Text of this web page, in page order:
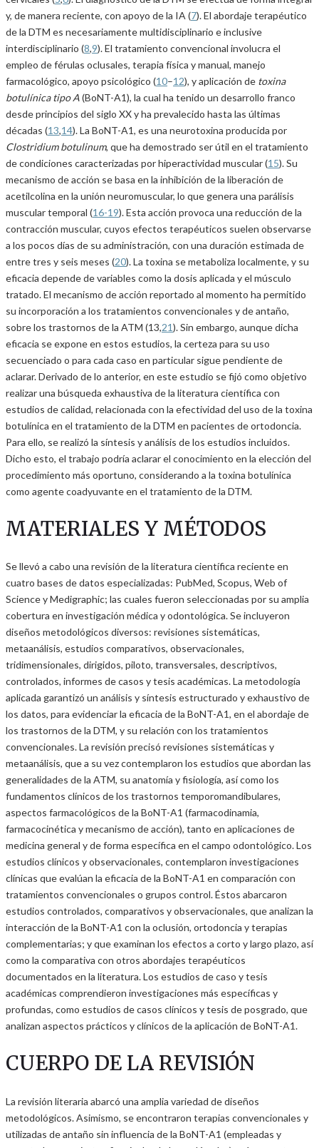
y, de manera reciente, con apoyo de la IA (7). El abordaje terapéutico
de la DTM es necesariamente multidisciplinario e inclusive
interdisciplinario (8,9). El tratamiento convencional involucra el
empleo de férulas oclusales, terapia física y manual, manejo
farmacológico, apoyo psicológico (10–12), y aplicación de toxina
botulínica tipo A(BoNT-A1), la cual ha tenido un desarrollo franco
desde principios del siglo XX y ha prevalecido hasta las últimas
décadas (13,14). La BoNT-A1, es una neurotoxina producida por
Clostridium botulinum, que ha demostrado ser útil en el tratamiento
de condiciones caracterizadas por hiperactividad muscular (15). Su
mecanismo de acción se basa en la inhibición de la liberación de
acetilcolina en la unión neuromuscular, lo que genera una parálisis
muscular temporal (16-19). Esta acción provoca una reducción de la
contracción muscular, cuyos efectos terapéuticos suelen observarse
a los pocos días de su administración, con una duración estimada de
entre tres y seis meses (20). La toxina se metaboliza localmente, y su
eficacia depende de variables como la dosis aplicada y el músculo
tratado. El mecanismo de acción reportado al momento ha permitido
su incorporación a los tratamientos convencionales y de antaño,
sobre los trastornos de la ATM (13,21). Sin embargo, aunque dicha
eficacia se expone en estos estudios, la certeza para su uso
secuenciado o para cada caso en particular sigue pendiente de
aclarar. Derivado de lo anterior, en este estudio se fijó como objetivo
realizar una búsqueda exhaustiva de la literatura científica con
estudios de calidad, relacionada con la efectividad del uso de la toxina
botulínica en el tratamiento de la DTM en pacientes de ortodoncia.
Para ello, se realizó la síntesis y análisis de los estudios incluidos.
Dicho esto, el trabajo podría aclarar el conocimiento en la elección del
procedimiento más oportuno, considerando a la toxina botulínica
como agente coadyuvante en el tratamiento de la DTM.
MATERIALES Y MÉTODOS
Se llevó a cabo una revisión de la literatura científica reciente en
cuatro bases de datos especializadas: PubMed, Scopus, Web of
Science y Medigraphic; las cuales fueron seleccionadas por su amplia
cobertura en investigación médica y odontológica. Se incluyeron
diseños metodológicos diversos: revisiones sistemáticas,
metaanálisis, estudios comparativos, observacionales,
tridimensionales, dirigidos, piloto, transversales, descriptivos,
controlados, informes de casos y tesis académicas. La metodología
aplicada garantizó un análisis y síntesis estructurado y exhaustivo de
los datos, para evidenciar la eficacia de la BoNT-A1, en el abordaje de
los trastornos de la DTM, y su relación con los tratamientos
convencionales. La revisión precisó revisiones sistemáticas y
metaanálisis, que a su vez contemplaron los estudios que abordan las
generalidades de la ATM, su anatomía y fisiología, así como los
fundamentos clínicos de los trastornos temporomandibulares,
aspectos farmacológicos de la BoNT-A1 (farmacodinamia,
farmacocinética y mecanismo de acción), tanto en aplicaciones de
medicina general y de forma específica en el campo odontológico. Los
estudios clínicos y observacionales, contemplaron investigaciones
clínicas que evalúan la eficacia de la BoNT-A1 en comparación con
tratamientos convencionales o grupos control. Éstos abarcaron
estudios controlados, comparativos y observacionales, que analizan la
interacción de la BoNT-A1 con la oclusión, ortodoncia y terapias
complementarias; y que examinan los efectos a corto y largo plazo, así
como la comparativa con otros abordajes terapéuticos
documentados en la literatura. Los estudios de caso y tesis
académicas comprendieron investigaciones más específicas y
profundas, como estudios de casos clínicos y tesis de posgrado, que
analizan aspectos prácticos y clínicos de la aplicación de BoNT-A1.
CUERPO DE LA REVISIÓN
La revisión literaria abarcó una amplia variedad de diseños
metodológicos. Asimismo, se encontraron terapias convencionales y
utilizadas de antaño sin influencia de la BoNT-A1 (empleadas y